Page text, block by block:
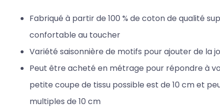
Fabriqué à partir de 100 % de coton de qualité
confortable au toucher
Variété saisonnière de motifs pour ajouter de la
Peut être acheté en métrage pour répondre à
petite coupe de tissu possible est de 10 cm et
multiples de 10 cm